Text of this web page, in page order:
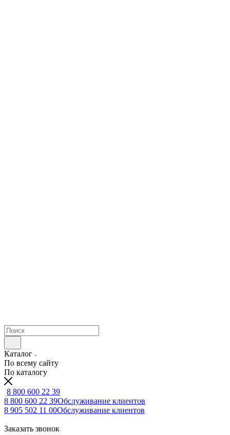
Каталог
По всему сайту
По каталогу
8 800 600 22 39
8 800 600 22 39Обслуживание клиентов
8 905 502 11 00Обслуживание клиентов
Заказать звонок